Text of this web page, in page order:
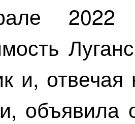
2022
и,
объявила